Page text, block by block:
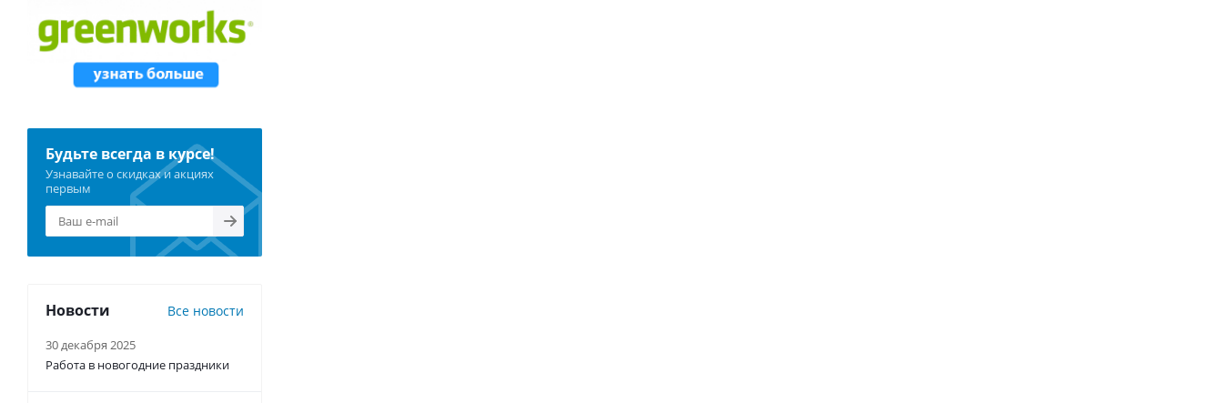
Будьте всегда в курсе!
Узнавайте о скидках и акциях
первым
Новости Все новости
30 декабря 2025
Работа в новогодние праздники